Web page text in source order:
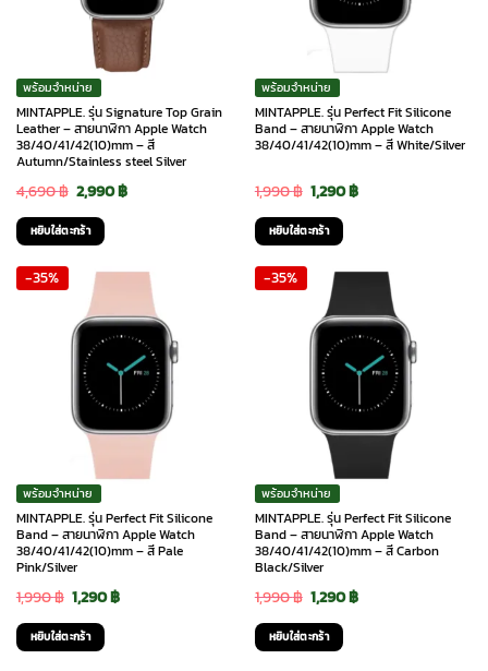
พร้อมจำหน่าย
MINTAPPLE. รุ่น Signature Top Grain
Leather – สายนาฬิกา Apple Watch
38/40/41/42(10)mm – สี
Autumn/Stainless steel Silver
4,690฿ Original
price
was:
4,690 ฿.
2,990฿Current
2,990 ฿.
หยิบใส่ตะกร้า
พร้อมจำหน่าย
MINTAPPLE. รุ่น Perfect Fit Silicone
Band – สายนาฬิกา Apple Watch
38/40/41/42(10)mm – สี White/Silver
1,990฿ Original
price
was:
1,990 ฿.
1,290฿Current
1,290 ฿.
หยิบใส่ตะกร้า
-35%
พร้อมจำหน่าย
MINTAPPLE. รุ่น Perfect Fit Silicone
Band – สายนาฬิกา Apple Watch
38/40/41/42(10)mm – สี Pale
Pink/Silver
1,990฿ Original
price
was:
1,290฿Current
หยิบใส่ตะกร้า
-35%
พร้อมจำหน่าย
MINTAPPLE. รุ่น Perfect Fit Silicone
Band – สายนาฬิกา Apple Watch
38/40/41/42(10)mm – สี Carbon
Black/Silver
1,990฿ Original
price
was:
1,290฿Current
หยิบใส่ตะกร้า